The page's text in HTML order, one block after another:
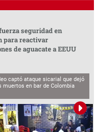
seguridad en
para reactivar
de aguacate a EEUU
captó ataque sicarial que dejó
muertos en bar de Colombia